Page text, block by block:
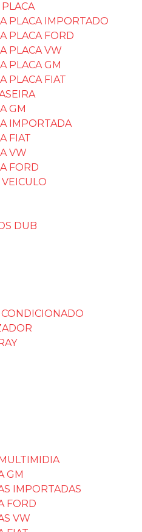
PLACA IMPORTADO
PLACA FORD
PLACA VW
PLACA GM
PLACA FIAT
GM
IMPORTADA
FIAT
VW
FORD
DUB
GM
IMPORTADAS
FORD
VW